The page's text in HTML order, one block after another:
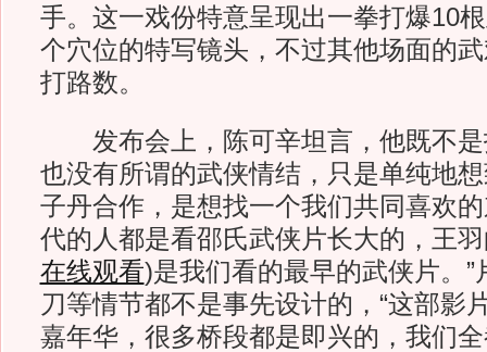
手。这一戏份特意呈现出一拳打爆10
个穴位的特写镜头，不过其他场面的
打路数。
发布会上，陈可辛坦言，他既不是
也没有所谓的武侠情结，只是单纯地
子丹合作，是想找一个我们共同喜欢
代的人都是看邵氏武侠片长大的，王
在线观看)是我们看的最早的武侠片。
刀等情节都不是事先设计的，“这部影
嘉年华，很多桥段都是即兴的，我们